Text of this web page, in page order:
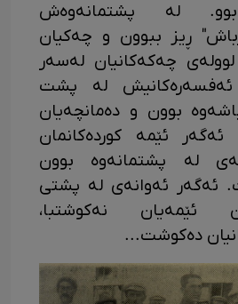
بوو. لە پشتمانەوەش
ڕیز ببوون و چەکیان
چەکەکانیان لەسەر
لە پشت
بوون و دەمانچەیان
ئێمە کوردەکانمان
لە پشتمانەوە بوون
ئەگەر ئەوانەی لە پشتی
ئێمەیان نەکوشتبا،
دەکوشت...